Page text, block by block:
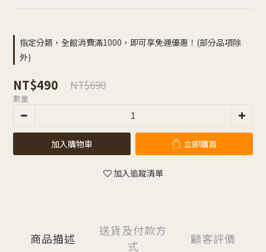
指定分類，全館消費滿1000，即可享免運優惠！(部分品項除
外)
NT$490 NT$690
數量
加入購物車 立即購買
加入追蹤清單
商品描述
送貨及付款方
式
顧客評價